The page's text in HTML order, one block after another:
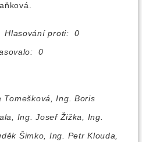
Hlasování proti: 0
0
Tomešková, Ing. Boris
Ing. Josef Žižka, Ing.
Šimko, Ing. Petr Klouda,